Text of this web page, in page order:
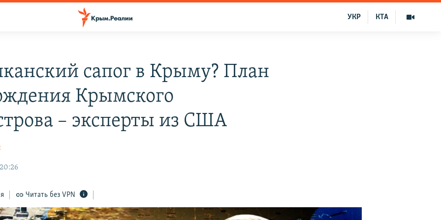
КТА
УКР
сапог в Крыму? План
Крымского
– эксперты из США
Читать без VPN